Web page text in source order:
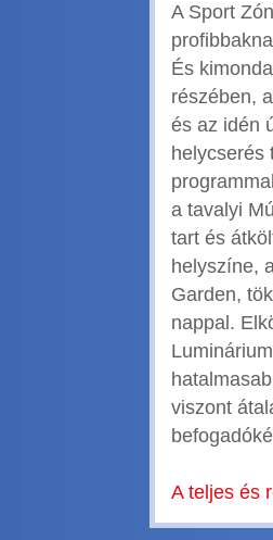
A Sport
És
részében,
és az idén
helycserés
a tavalyi
tart és
helyszíne,
Garden,
nappal.
viszont
A teljes és